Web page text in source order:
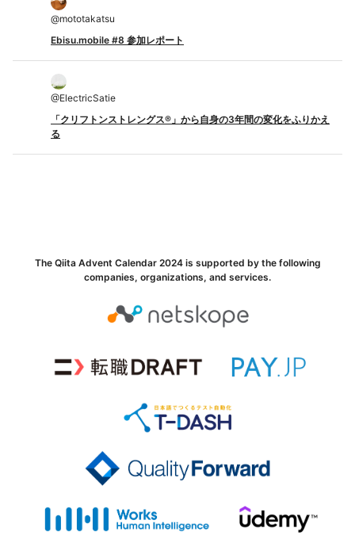
@mototakatsu
Ebisu.mobile #8 参加レポート
@ElectricSatie
「クリフトンストレングス®」から自身の3年間の変化をふりかえ
る
The Qiita Advent Calendar 2024 is supported by the following
companies, organizations, and services.